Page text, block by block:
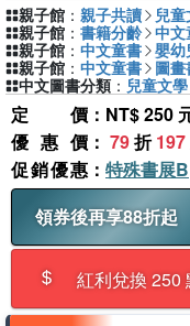
定價 ：NT$ 250
優惠價 ： 79折197
促銷優惠 ： 特殊書展B
領券後再享88折起
紅利兌換 250
親子館 ： 親子共讀
兒
親子館 ： 書籍分齡 中文
親子館 ： 中文童書 嬰幼
親子館 ： 中文童書 圖畫
中文圖書分類 ： 兒童文學